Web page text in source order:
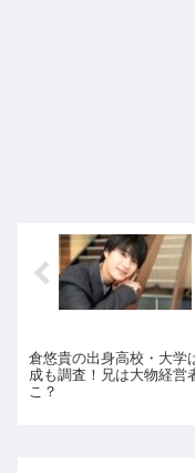
倉悠貴の出身高校・大学
成も調査！兄は大物経営
こ？